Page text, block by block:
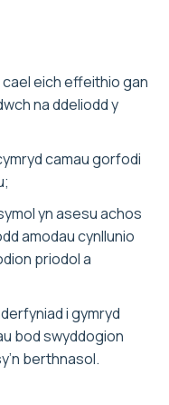
eich effeithio gan
na ddeliodd y
camau gorfodi
yn asesu achos
amodau cynllunio
priodol a
i gymryd
bod swyddogion
berthnasol.